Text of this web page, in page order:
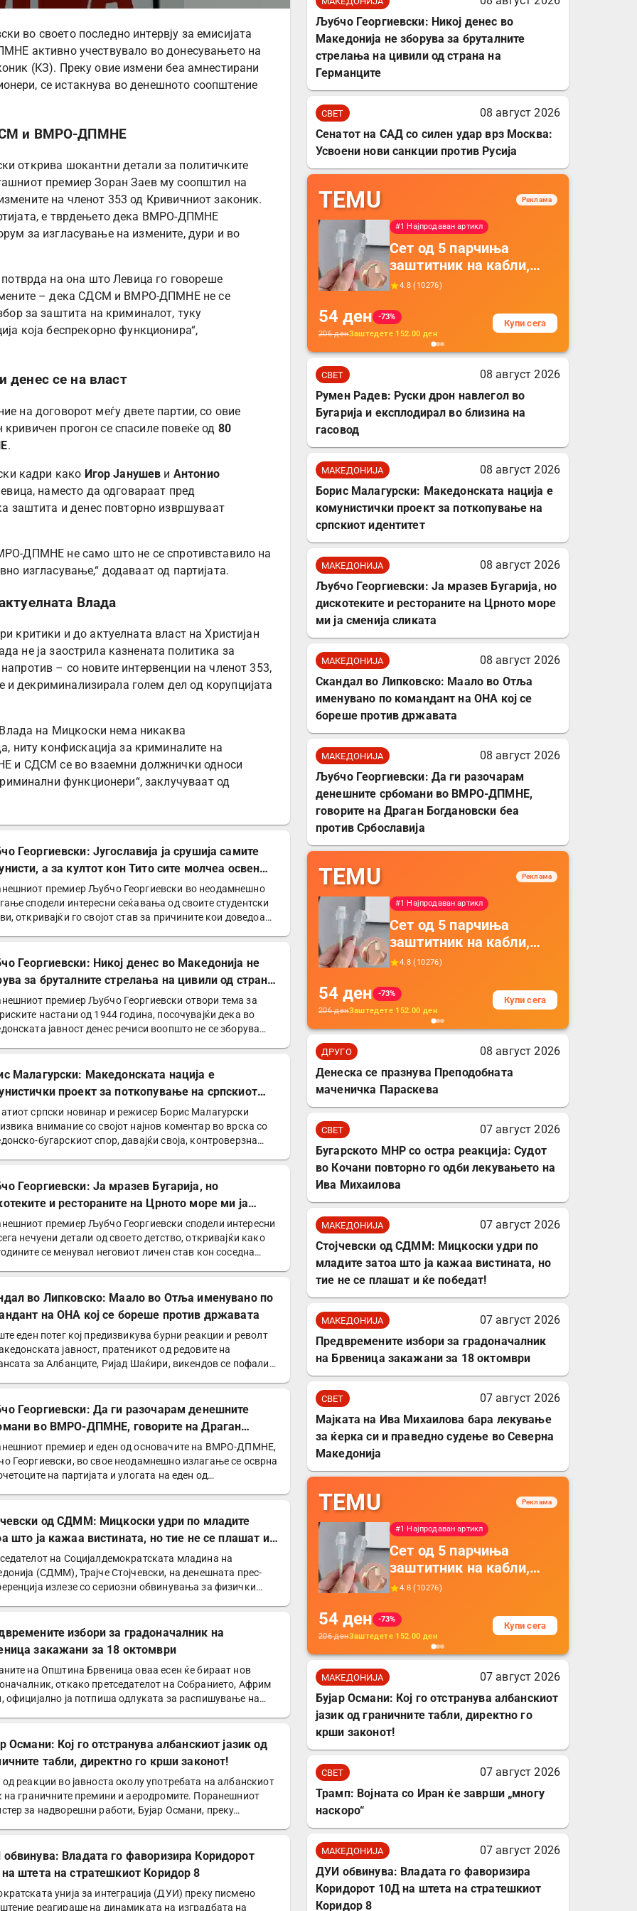
во своето последно интервју за емисијата
активно учествувало во донесувањето на
(КЗ). Преку овие измени беа амнестирани
се истакнува во денешното соопштение
и ВМРО-ДПМНЕ
открива шокантни детали за политичките
премиер Зоран Заев му соопштил на
на членот 353 од Кривичниот законик.
е тврдењето дека ВМРО-ДПМНЕ
за изгласување на измените, дури и во
на она што Левица го говореше
– дека СДСМ и ВМРО-ДПМНЕ не се
за заштита на криминалот, туку
која беспрекорно функционира“,
денес се на власт
на договорот меѓу двете партии, со овие
прогон се спасиле повеќе од 80
.
кадри како Игор Јанушев и Антонио
наместо да одговараат пред
заштита и денес повторно извршуваат
ДПМНЕ не само што не се спротивставило на
изгласување,“ додаваат од партијата.
Влада
критики и до актуелната власт на Христијан
не ја заострила казнената политика за
– со новите интервенции на членот 353,
декриминализирала голем дел од корупцијата
на Мицкоски нема никаква
ниту конфискација за криминалите на
и СДСМ се во взаемни должнички односи
функционери“, заклучуваат од
Георгиевски: Југославија ја срушија самите
а за култот кон Тито сите молчеа освен
премиер Љубчо Георгиевски во неодамнешно
сподели интересни сеќавања од своите студентски
откривајќи го својот став за причините кои доведоа…
Георгиевски: Никој денес во Македонија не
за бруталните стрелања на цивили од страна
премиер Љубчо Георгиевски отвори тема за
настани од 1944 година, посочувајќи дека во
јавност денес речиси воопшто не се зборува
Малагурски: Македонската нација е
проект за поткопување на српскиот
српски новинар и режисер Борис Малагурски
внимание со својот најнов коментар во врска со
бугарскиот спор, давајќи своја, контроверзна…
Георгиевски: Ја мразев Бугарија, но
и рестораните на Црното море ми ја
сликата
премиер Љубчо Георгиевски сподели интересни
нечуени детали од своето детство, откривајќи како
се менувал неговиот личен став кон соседна…
во Липковско: Маало во Отља именувано по
на ОНА кој се бореше против државата
еден потег кој предизвикува бурни реакции и револт
јавност, пратеникот од редовите на
за Албанците, Ријад Шаќири, викендов се пофали
Георгиевски: Да ги разочарам денешните
во ВМРО-ДПМНЕ, говорите на Драган
беа против Србославија
премиер и еден од основачите на ВМРО-ДПМНЕ,
Георгиевски, во свое неодамнешно излагање се осврна
на партијата и улогата на еден од…
од СДММ: Мицкоски удри по младите
што ја кажаа вистината, но тие не се плашат и
на Социјалдемократската младина на
(СДММ), Трајче Стојчевски, на денешната прес-
излезе со сериозни обвинувања за физички
избори за градоначалник на
закажани за 18 октомври
на Општина Брвеница оваа есен ќе бираат нов
откако претседателот на Собранието, Африм
официјално ја потпиша одлуката за распишување на…
Османи: Кој го отстранува албанскиот јазик од
табли, директно го крши законот!
од реакции во јавноста околу употребата на албанскиот
на граничните премини и аеродромите. Поранешниот
за надворешни работи, Бујар Османи, преку…
Владата го фаворизира Коридорот
штета на стратешкиот Коридор 8
унија за интеграција (ДУИ) преку писмено
реагираше на динамиката на изградбата на
Љубчо Георгиевски: Никој денес во
Македонија не зборува за бруталните
стрелања на цивили од страна на
Германците
СВЕТ
08 август 2026
Сенатот на САД со силен удар врз Москва:
Усвоени нови санкции против Русија
TEMU Реклама
#1 Најпродаван артикл
Сет од 5 парчиња
заштитник на кабли,
прекривка за заштита
додатоци за заштита на
кабли, без батерија, за
мобилни телефони,
комплет за заштита на
4.8 (10276)
54 ден
-73%
206денЗаштедете 152.00 ден
Купи сега
СВЕТ
08 август 2026
Румен Радев: Руски дрон навлегол во
Бугарија и експлодирал во близина на
гасовод
МАКЕДОНИЈА
08 август 2026
Борис Малагурски: Македонската нација е
комунистички проект за поткопување на
српскиот идентитет
МАКЕДОНИЈА
08 август 2026
Љубчо Георгиевски: Ја мразев Бугарија, но
дискотеките и рестораните на Црното море
ми ја сменија сликата
МАКЕДОНИЈА
08 август 2026
Скандал во Липковско: Маало во Отља
именувано по командант на ОНА кој се
бореше против државата
МАКЕДОНИЈА
08 август 2026
Љубчо Георгиевски: Да ги разочарам
денешните србомани во ВМРО-ДПМНЕ,
говорите на Драган Богдановски беа
против Србославија
TEMU Реклама
#1 Најпродаван артикл
Сет од 5 парчиња
заштитник на кабли,
прекривка за заштита
додатоци за заштита на
кабли, без батерија, за
мобилни телефони,
комплет за заштита на
4.8 (10276)
54 ден
-73%
206денЗаштедете 152.00 ден
Купи сега
ДРУГО
08 август 2026
Денеска се празнува Преподобната
маченичка Параскева
СВЕТ
07 август 2026
Бугарското МНР со остра реакција: Судот
во Кочани повторно го одби лекувањето на
Ива Михаилова
МАКЕДОНИЈА
07 август 2026
Стојчевски од СДММ: Мицкоски удри по
младите затоа што ја кажаа вистината, но
тие не се плашат и ќе победат!
МАКЕДОНИЈА
07 август 2026
Предвремените избори за градоначалник
на Брвеница закажани за 18 октомври
СВЕТ
07 август 2026
Мајката на Ива Михаилова бара лекување
за ќерка си и праведно судење во Северна
Македонија
TEMU Реклама
#1 Најпродаван артикл
Сет од 5 парчиња
заштитник на кабли,
прекривка за заштита
додатоци за заштита на
кабли, без батерија, за
мобилни телефони,
комплет за заштита на
4.8 (10276)
54 ден
-73%
206денЗаштедете 152.00 ден
Купи сега
МАКЕДОНИЈА
07 август 2026
Бујар Османи: Кој го отстранува албанскиот
јазик од граничните табли, директно го
крши законот!
СВЕТ
07 август 2026
Трамп: Војната со Иран ќе заврши „многу
наскоро“
МАКЕДОНИЈА
07 август 2026
ДУИ обвинува: Владата го фаворизира
Коридорот 10Д на штета на стратешкиот
Коридор 8